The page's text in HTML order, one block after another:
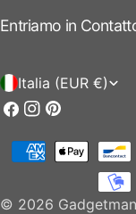
Entriamo in
P
a
e
Italia (EUR €)
Facebook
Instagram
Pinterest
© 2026
Modalità
pagamento